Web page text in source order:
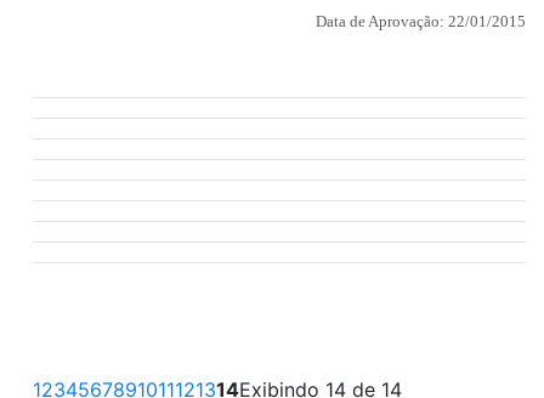
Data de Aprovação: 22/01/2015
1234567891011121314Exibindo 14 de 14